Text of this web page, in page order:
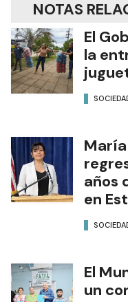
NOTAS
El
la
años
en
El
un